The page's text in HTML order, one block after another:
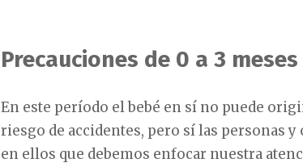
Precauciones de 0 a 3 meses
En este período el bebé en sí no puede
riesgo de accidentes, pero sí las personas y
en ellos que debemos enfocar nuestra